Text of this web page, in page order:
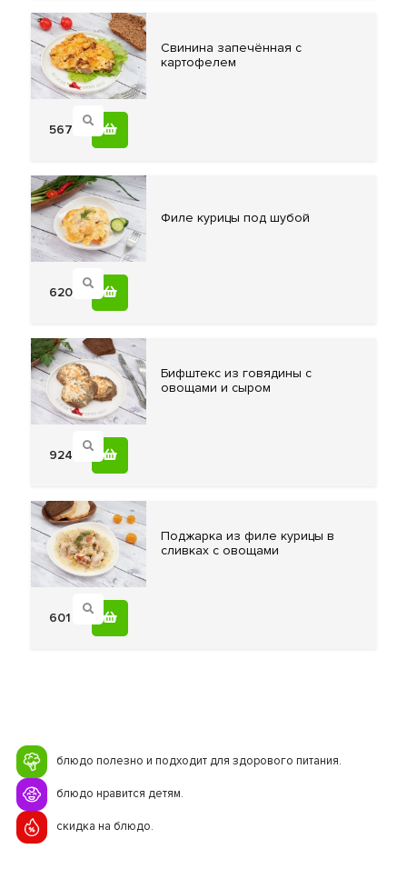
Cвинина запечённая с
картофелем
567
Филе курицы под шубой
620
Бифштекс из говядины с
овощами и сыром
924
Поджарка из филе курицы в
сливках с овощами
601
блюдо полезно и подходит для здорового питания.
блюдо нравится детям.
скидка на блюдо.